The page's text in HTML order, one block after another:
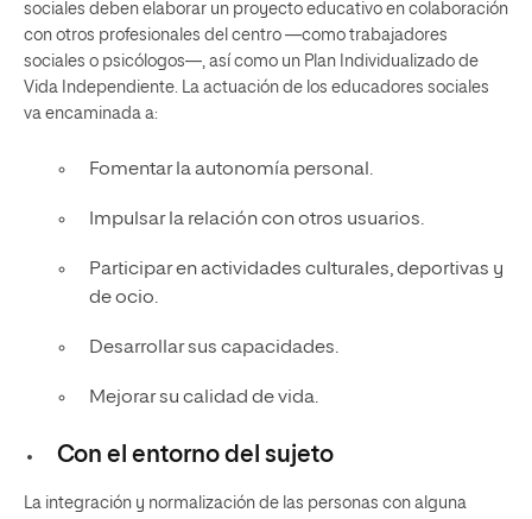
sociales deben elaborar un proyecto educativo en colaboración
con otros profesionales del centro —como trabajadores
sociales o psicólogos—, así como un Plan Individualizado de
Vida Independiente. La actuación de los educadores sociales
va encaminada a:
Fomentar la autonomía personal.
Impulsar la relación con otros usuarios.
Participar en actividades culturales, deportivas y
de ocio.
Desarrollar sus capacidades.
Mejorar su calidad de vida.
Con el entorno del sujeto
La integración y normalización de las personas con alguna